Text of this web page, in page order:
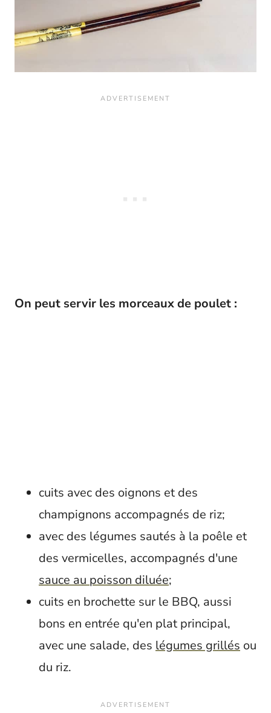
On peut servir les morceaux de poulet :
cuits avec des oignons et des
champignons accompagnés de riz;
avec des légumes sautés à la poêle et
des vermicelles, accompagnés d'une
sauce au poisson diluée;
cuits en brochette sur le BBQ, aussi
bons en entrée qu'en plat principal,
avec une salade, des légumes grillés ou
du riz.